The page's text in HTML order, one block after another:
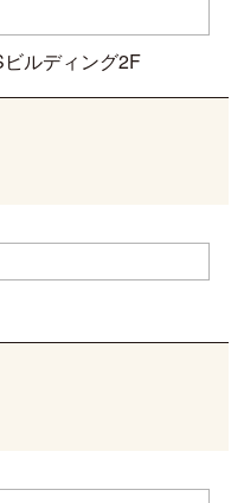
ルディング2F